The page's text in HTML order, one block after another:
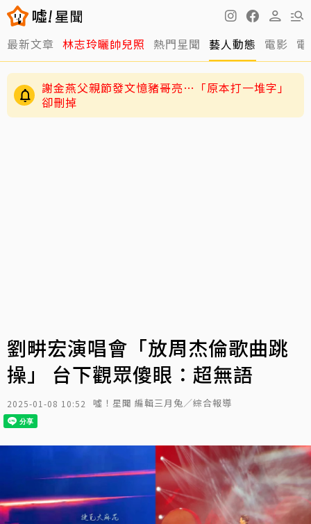
最新文章 林志玲曬帥兒照 熱門星聞 藝人動態 電影
練HYROX練到雙手全是繭！夏和熙拍戲不能拍特
寫
劉畊宏演唱會「放周杰倫歌曲跳
操」 台下觀眾傻眼：超無語
2025-01-08 10:52 噓！星聞 編輯三月兔／綜合報導